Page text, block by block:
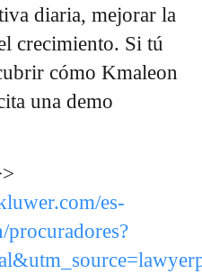
diaria, mejorar la
crecimiento. Si tú
cómo Kmaleon
una demo
es-
procuradores?